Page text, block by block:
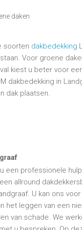
daken
soorten dakbedekking
Voor groene
kiest u beter voor
dakbedekking in
dak plaatsen.
een professionele
allround
U kan ons
het leggen van een
van schade. We